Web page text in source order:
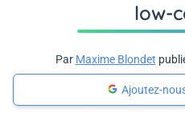
low-
Par Maxime Blondet
Ajoutez-